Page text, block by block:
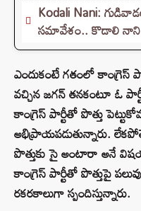
Kodali Nani:
సమావేశం.. కొడాలి నాని
ఎందుకంటే గతంలో
వచ్చిన జగన్ తనకంటూ ఓ
కాంగ్రెస్ పార్టీతో పొత్తు
అభిప్రాయపడుతున్నారు.
పొత్తుకు సై అంటారా అనే
కాంగ్రెస్ పార్టీతో పొత్తుపై
రకరకాలుగా స్పందిస్తున్నారు.